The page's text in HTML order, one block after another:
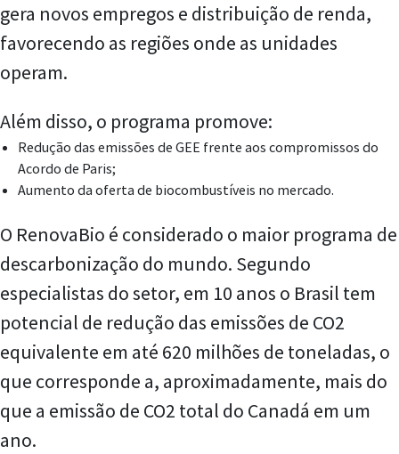
gera novos empregos e distribuição de renda,
favorecendo as regiões onde as unidades
operam.
Além disso, o programa promove:
Redução das emissões de GEE frente aos compromissos do
Acordo de Paris;
Aumento da oferta de biocombustíveis no mercado.
O RenovaBio é considerado o maior programa de
descarbonização do mundo. Segundo
especialistas do setor, em 10 anos o Brasil tem
potencial de redução das emissões de CO2
equivalente em até 620 milhões de toneladas, o
que corresponde a, aproximadamente, mais do
que a emissão de CO2 total do Canadá em um
ano.